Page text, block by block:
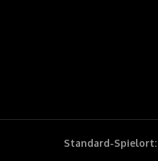
Standard-Spielort: